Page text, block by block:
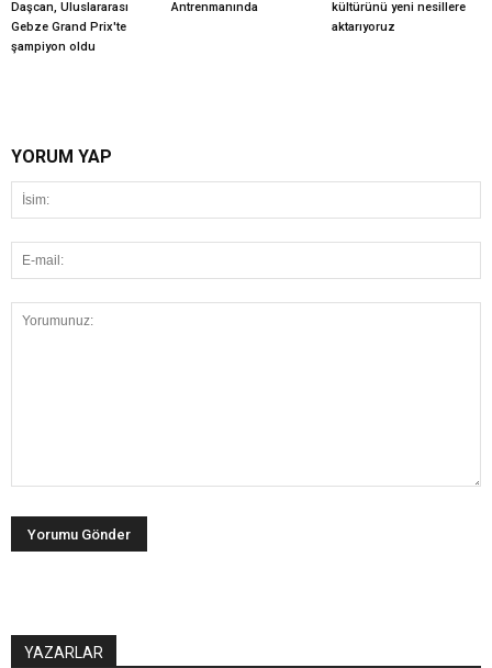
Daşcan, Uluslararası
Gebze Grand Prix'te
şampiyon oldu
Antrenmanında
kültürünü yeni nesillere
aktarıyoruz
YORUM YAP
YAZARLAR